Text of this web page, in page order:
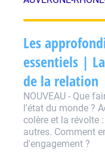
Les
essentiels |
de la relation
NOUVEAU - Que
l'état du monde ?
colère et la révolte
autres. Comment
d'engagement ?